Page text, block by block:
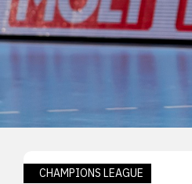
CHAMPIONS LEAGUE